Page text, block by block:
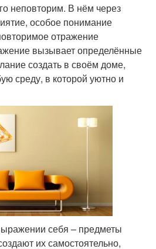
неповторим. В нём через
особое понимание
отражение
вызывает определённые
создать в своём доме,
среду, в которой уютно и
себя – предметы
их самостоятельно,